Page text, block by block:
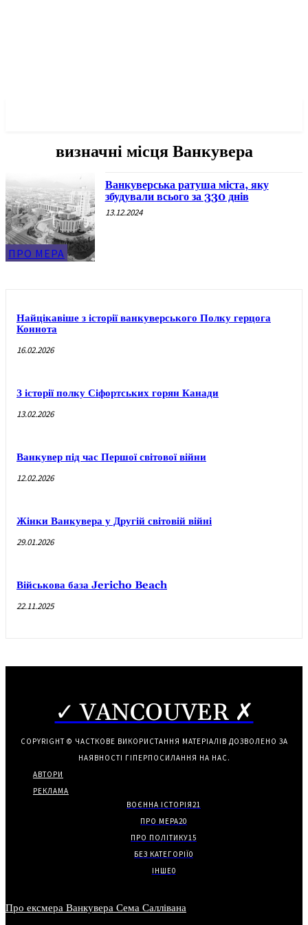
визначні місця Ванкувера
ПРО МЕРА
Ванкуверська ратуша міста, яку
збудували всього за 330 днів
13.12.2024
Найцікавіше з історії ванкуверського Полку герцога
Коннота
16.02.2026
З історії полку Сіфортських горян Канади
13.02.2026
Ванкувер під час Першої світової війни
12.02.2026
Жінки Ванкувера у Другій світовій війні
29.01.2026
Військова база Jericho Beach
22.11.2025
✓ VANCOUVER ✗
COPYRIGHT © ЧАСТКОВЕ ВИКОРИСТАННЯ МАТЕРІАЛІВ ДОЗВОЛЕНО ЗА
НАЯВНОСТІ ГІПЕРПОСИЛАННЯ НА НАС.
АВТОРИ
РЕКЛАМА
ВОЄННА ІСТОРІЯ21
ПРО МЕРА20
ПРО ПОЛІТИКУ15
БЕЗ КАТЕГОРІЇ0
ІНШЕ0
Про ексмера Ванкувера Сема Саллівана